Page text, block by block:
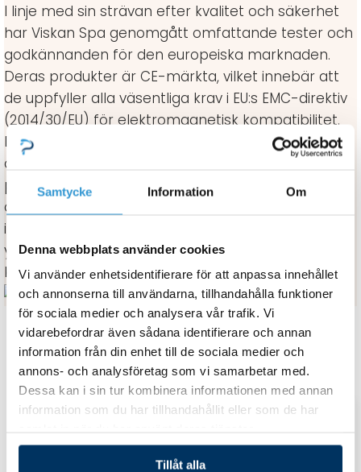
Samtycke Information Om
Denna webbplats använder cookies
Vi använder enhetsidentifierare för att anpassa innehållet
och annonserna till användarna, tillhandahålla funktioner
för sociala medier och analysera vår trafik. Vi
vidarebefordrar även sådana identifierare och annan
information från din enhet till de sociala medier och
annons- och analysföretag som vi samarbetar med.
Dessa kan i sin tur kombinera informationen med annan
information som du har tillhandahållit eller som de har
Tillåt alla
I linje med sin strävan efter kvalitet och säkerhet
har Viskan Spa genomgått omfattande tester och
godkännanden för den europeiska marknaden.
Deras produkter är CE-märkta, vilket innebär att
de uppfyller alla väsentliga krav i EU:s EMC-direktiv
(2014/30/EU) för elektromagnetisk kompatibilitet.
Detta inkluderar strikta krav på säkerhet, hälsa,
och miljöskydd. Tester utförda vid Statens
provningsanstalt bekräftar att Viskans spabad
överensstämmer med gränserna för emission och
immunitet som sätts i EMC-direktivet, vilket
ytterligare styrker företagets engagemang för
kvalitet och tillförlitlighet.
Relaterade Produkter